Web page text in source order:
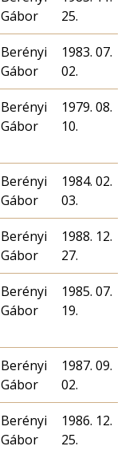
Gábor
25.
Berényi
Gábor
1983. 07.
02.
Berényi
Gábor
1979. 08.
10.
Berényi
Gábor
1984. 02.
03.
Berényi
Gábor
1988. 12.
27.
Berényi
Gábor
1985. 07.
19.
Berényi
Gábor
1987. 09.
02.
Berényi
Gábor
1986. 12.
25.